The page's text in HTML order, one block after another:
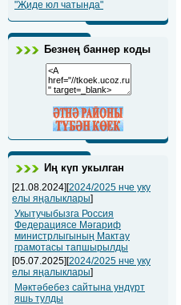
"Җиде юл чатында"
Безнең баннер коды
Иң күп укылган
[21.08.2024][2024/2025 нче уку
елы яңалыклары]
Укытучыбызга Россия
Федерациясе Мәгариф
министрлыгының Мактау
грамотасы тапшырылды
[05.07.2025][2024/2025 нче уку
елы яңалыклары]
Мәктәбебез сайтына ундүрт
яшь тулды